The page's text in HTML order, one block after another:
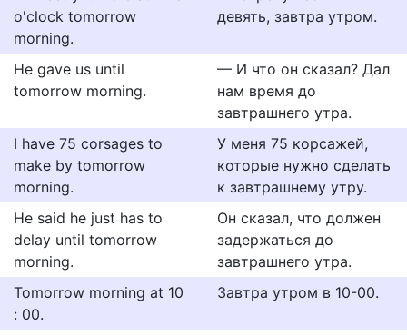
o'clock tomorrow
morning.
девять, завтра утром.
He gave us until
tomorrow morning.
— И что он сказал? Дал
нам время до
завтрашнего утра.
I have 75 corsages to
make by tomorrow
morning.
У меня 75 корсажей,
которые нужно сделать
к завтрашнему утру.
He said he just has to
delay until tomorrow
morning.
Он сказал, что должен
задержаться до
завтрашнего утра.
Tomorrow morning at 10
: 00.
Завтра утром в 10-00.